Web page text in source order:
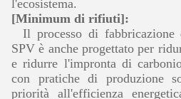
l'ecosistema.
[Minimum di rifiuti]:
Il processo di
SPV è anche progettato per
e ridurre l'impronta di
con pratiche di produzione
priorità all'efficienza